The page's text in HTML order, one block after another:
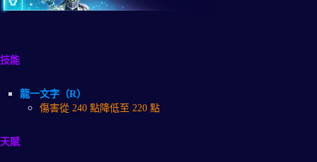
技能
龍一文字（R）
傷害從 240 點降低至 220 點
天賦